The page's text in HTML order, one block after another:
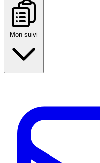
Mon suivi